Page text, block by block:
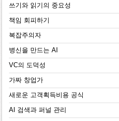
쓰기와 읽기의 중요성
책임 회피하기
복잡주의자
병신을 만드는 AI
VC의 도덕성
가짜 창업가
새로운 고객획득비용 공식
AI 검색과 퍼널 관리